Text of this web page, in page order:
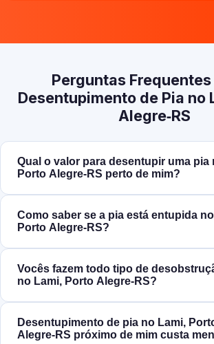
Perguntas Frequentes
Desentupimento de Pia no
Alegre‑RS
Qual o valor para desentupir uma pia
Porto Alegre‑RS perto de mim?
Como saber se a pia está entupida
Porto Alegre‑RS?
Vocês fazem todo tipo de
no Lami, Porto Alegre‑RS?
Desentupimento de pia no Lami,
Alegre‑RS próximo de mim custa